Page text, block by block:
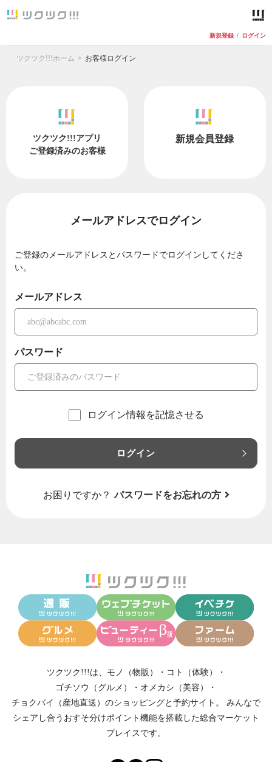
新規登録 / ログイン
ツクツク!!!ホーム お客様ログイン
ツクツク!!!アプリ
ご登録済みのお客様
新規会員登録
メールアドレスでログイン
ご登録のメールアドレスとパスワードでログインしてくださ
い。
メールアドレス
パスワード
ログイン情報を記憶させる
ログイン
お困りですか？ パスワードをお忘れの方
ツクツク!!!は、 モノ（物販） ・ コト（体験）
・
ゴチソウ（グルメ）
・ オメカシ（美容）
・
チョクバイ（産地直送） のショッピングと予約サイト。
みんなで
シェアし合う おすそ分けポイント機能を搭載した総合マーケット
プレイスです。